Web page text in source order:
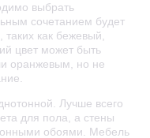
выбрать
сочетанием будет
как бежевый,
цвет может быть
оранжевым, но не
Лучше всего
для пола, а стены
обоями. Мебель